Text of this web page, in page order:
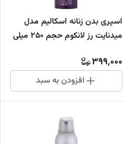
اسپری بدن زنانه اسکالیم مدل
میدنایت رز لانکوم حجم 250 میلی
399,000
افزودن به سبد